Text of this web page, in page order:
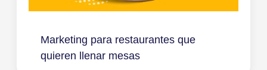
Marketing para restaurantes que
quieren llenar mesas